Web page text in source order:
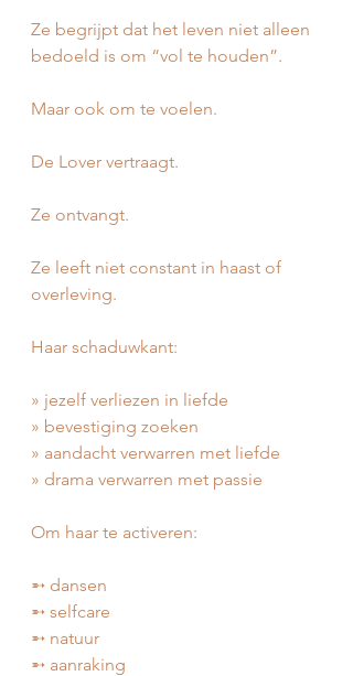
Ze begrijpt dat het leven niet alleen
bedoeld is om “vol te houden”.
Maar ook om te voelen.
De Lover vertraagt.
Ze ontvangt.
Ze leeft niet constant in haast of
overleving.
Haar schaduwkant:
» jezelf verliezen in liefde
» bevestiging zoeken
» aandacht verwarren met liefde
» drama verwarren met passie
Om haar te activeren:
➵ dansen
➵ selfcare
➵ natuur
➵ aanraking